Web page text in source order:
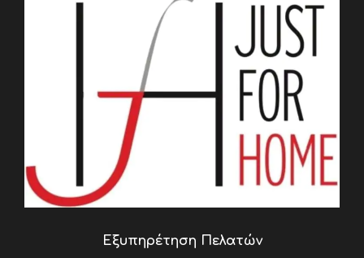
Εξυπηρέτηση Πελατών